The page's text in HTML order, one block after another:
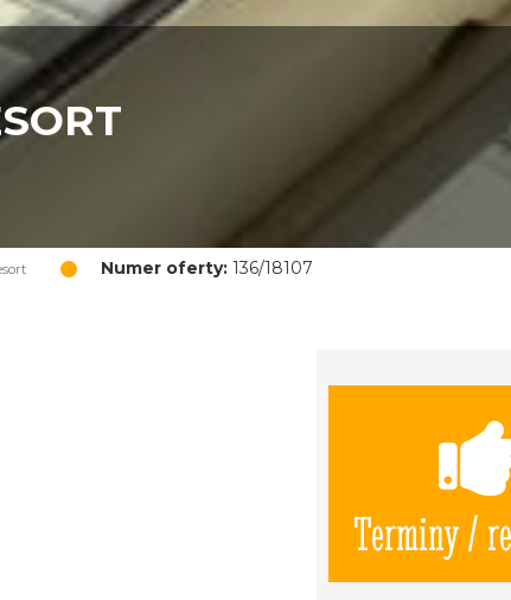
Numer oferty: 136/18107
Terminy /